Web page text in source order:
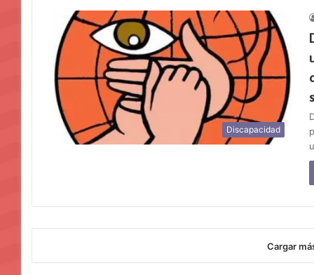
Discapacidad
Cargar